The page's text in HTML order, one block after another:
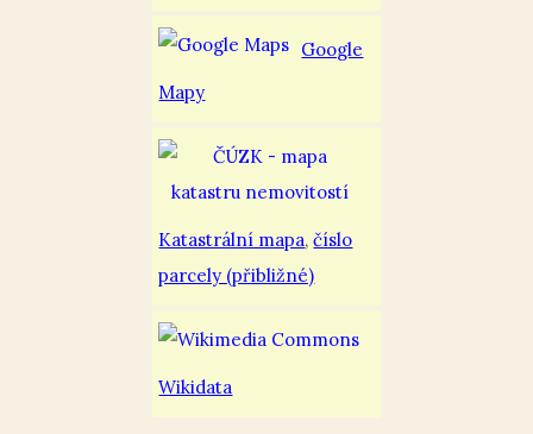
Google
Mapy
Katastrální mapa,číslo
parcely (přibližné)
Wikidata